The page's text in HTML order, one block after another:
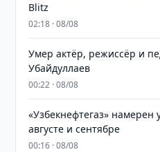
Blitz
02:18 · 08/08
Умер актёр, режиссёр и
Убайдуллаев
00:22 · 08/08
«Узбекнефтегаз» намерен
августе и сентябре
00:16 · 08/08